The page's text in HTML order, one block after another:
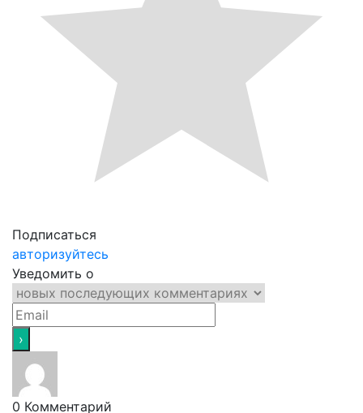
Подписаться
авторизуйтесь
Уведомить о
0 Комментарий